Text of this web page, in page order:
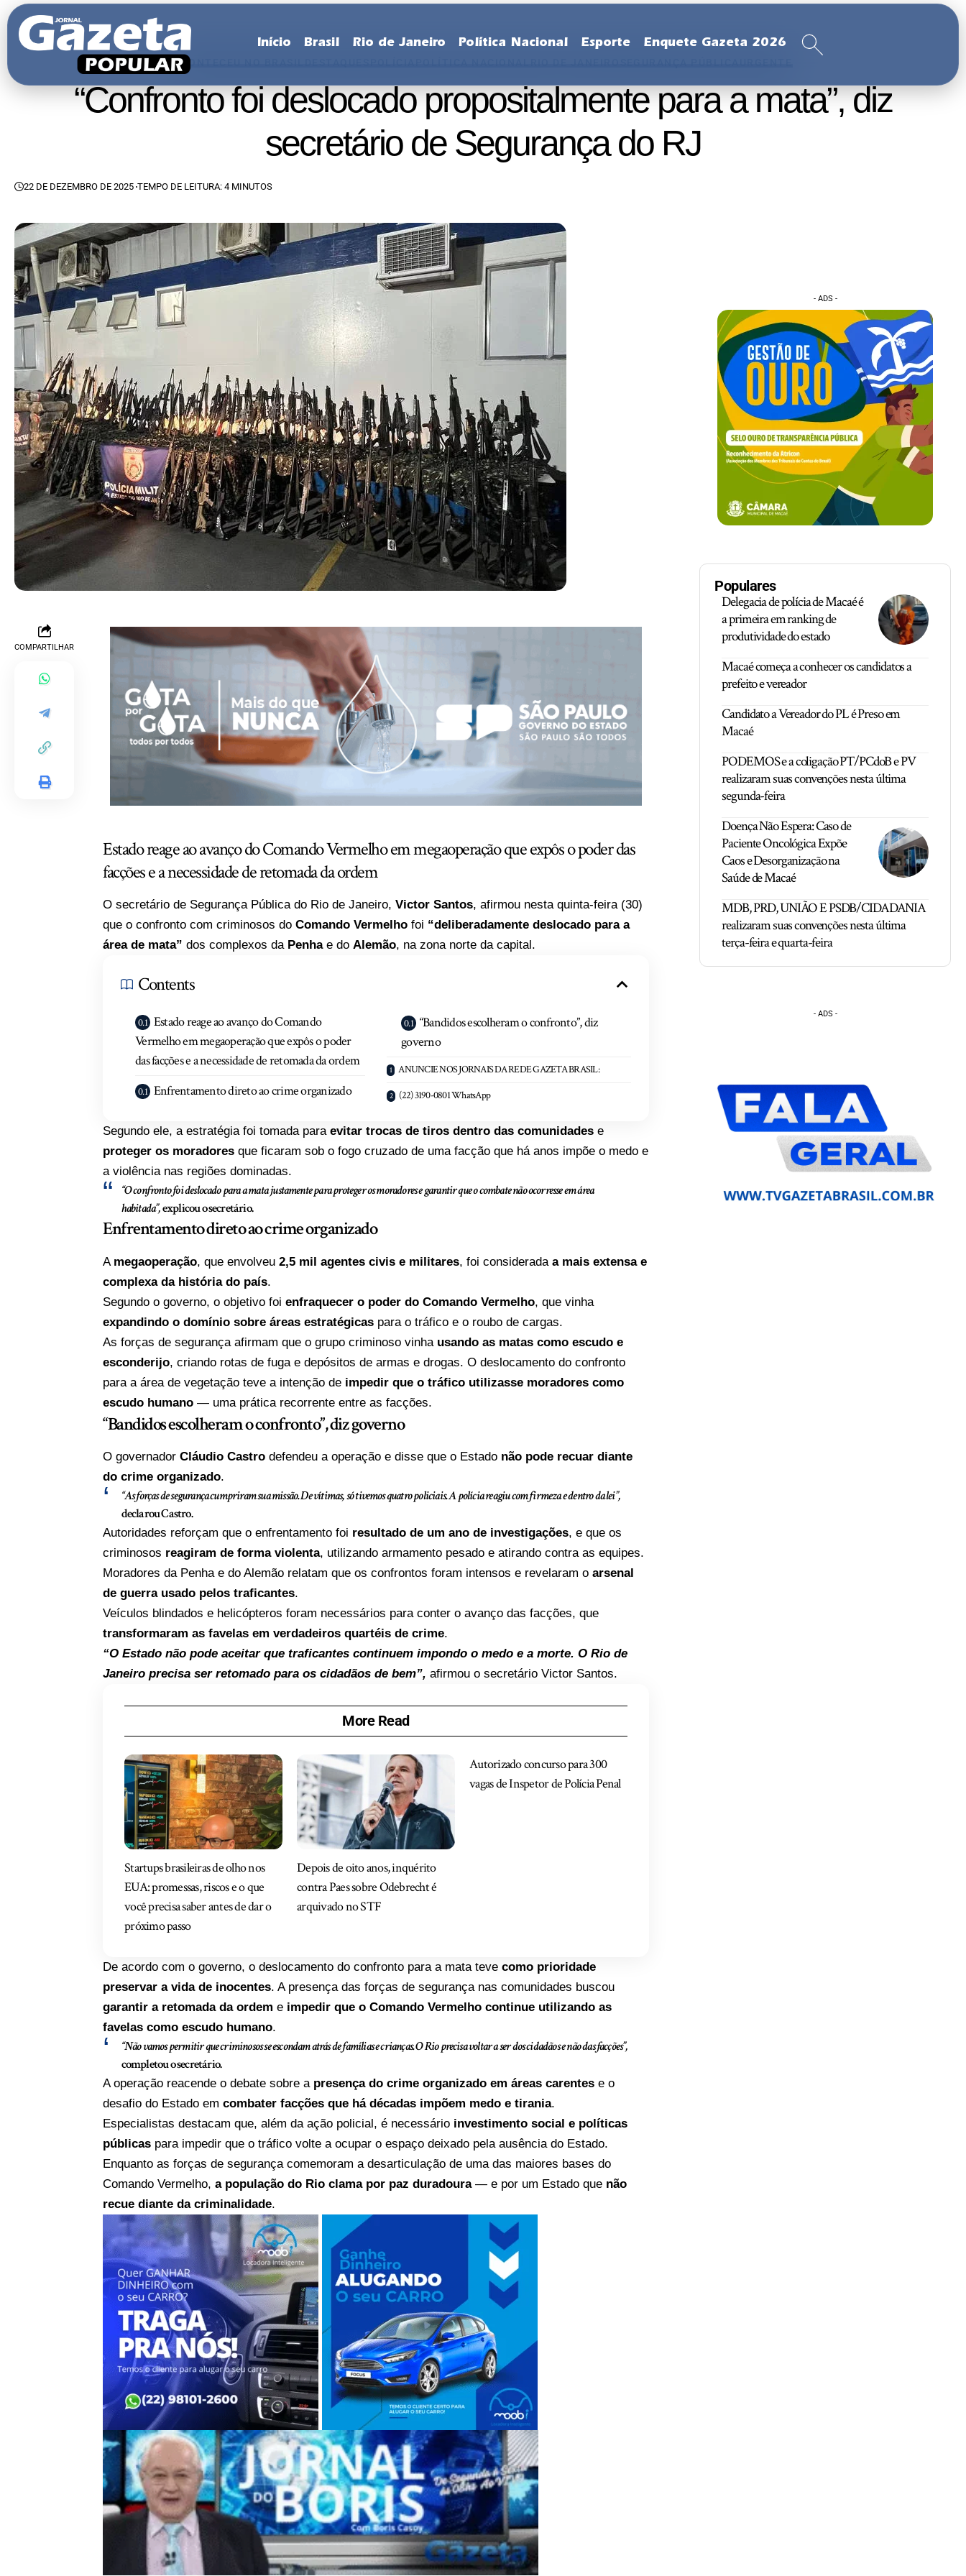
Início Brasil Rio de Janeiro Política Nacional Esporte Enquete Gazeta 2026
ACONTECEU NO BRASIL
“Confronto foi deslocado propositalmente para a mata”, diz
secretário de Segurança do RJ
22 DE DEZEMBRO DE 2025 TEMPO DE LEITURA: 4 MINUTOS
COMPARTILHAR
Estado reage ao avanço do Comando Vermelho em megaoperação que expôs o poder das
facções e a necessidade de retomada da ordem
O secretário de Segurança Pública do Rio de Janeiro,Victor Santos, afirmou nesta quinta-feira (30)
que o confronto com criminosos doComando Vermelho foi “deliberadamente deslocado para a
área de mata” dos complexos da Penhae doAlemão, na zona norte da capital.
Contents
Estado reage ao avanço do Comando
Vermelho em megaoperação que expôs o poder
das facções e a necessidade de retomada da ordem
Enfrentamento direto ao crime organizado
“Bandidos escolheram o confronto”, diz
governo
ANUNCIE NOS JORNAIS DA REDE GAZETA BRASIL:
(22) 3190-0801 WhatsApp
Segundo ele, a estratégia foi tomada paraevitar trocas de tiros dentro das comunidades e
proteger os moradores que ficaram sob o fogo cruzado de uma facção que há anos impõe o medo e
a violência nas regiões dominadas.
“O confronto foi deslocado para a mata justamente para proteger os moradores e garantir que o combate não ocorresse em área
habitada”,explicou o secretário.
Enfrentamento direto ao crime organizado
A megaoperação, que envolveu2,5 mil agentes civis e militares, foi consideradaa mais extensa e
complexa da história do país.
Segundo o governo, o objetivo foienfraquecer o poder do Comando Vermelho, que vinha
expandindo o domínio sobre áreas estratégicas para o tráfico e o roubo de cargas.
As forças de segurança afirmam que o grupo criminoso vinha usando as matas como escudo e
esconderijo, criando rotas de fuga e depósitos de armas e drogas. O deslocamento do confronto
para a área de vegetação teve a intenção de impedir que o tráfico utilizasse moradores como
escudo humano — uma prática recorrente entre as facções.
“Bandidos escolheram o confronto”, diz governo
O governadorCláudio Castro defendeu a operação e disse que o Estado não pode recuar diante
do crime organizado.
“As forças de segurança cumpriram sua missão. De vítimas, só tivemos quatro policiais. A polícia reagiu com firmeza e dentro da lei”,
declarou Castro.
Autoridades reforçam que o enfrentamento foi resultado de um ano de investigações, e que os
criminosos reagiram de forma violenta, utilizando armamento pesado e atirando contra as equipes.
Moradores da Penha e do Alemão relatam que os confrontos foram intensos e revelaram oarsenal
de guerra usado pelos traficantes.
Veículos blindados e helicópteros foram necessários para conter o avanço das facções, que
transformaram as favelas em verdadeiros quartéis de crime.
“O Estado não pode aceitar que traficantes continuem impondo o medo e a morte. O Rio de
Janeiro precisa ser retomado para os cidadãos de bem”, afirmou o secretário Victor Santos.
More Read
Startups brasileiras de olho nos
EUA: promessas, riscos e o que
você precisa saber antes de dar o
próximo passo
Depois de oito anos, inquérito
contra Paes sobre Odebrecht é
arquivado no STF
Autorizado concurso para 300
vagas de Inspetor de Polícia Penal
De acordo com o governo, o deslocamento do confronto para a mata tevecomo prioridade
preservar a vida de inocentes. A presença das forças de segurança nas comunidades buscou
garantir a retomada da ordem e impedir que o Comando Vermelho continue utilizando as
favelas como escudo humano.
“Não vamos permitir que criminosos se escondam atrás de famílias e crianças. O Rio precisa voltar a ser dos cidadãos e não das facções”,
completou o secretário.
A operação reacende o debate sobre a presença do crime organizado em áreas carentes e o
desafio do Estado emcombater facções que há décadas impõem medo e tirania.
Especialistas destacam que, além da ação policial, é necessário investimento social e políticas
públicas para impedir que o tráfico volte a ocupar o espaço deixado pela ausência do Estado.
Enquanto as forças de segurança comemoram a desarticulação de uma das maiores bases do
Comando Vermelho,a população do Rio clama por paz duradoura— e por um Estado que não
recue diante da criminalidade.
- ADS -
Populares
Delegacia de polícia de Macaé é
a primeira em ranking de
produtividade do estado
Macaé começa a conhecer os candidatos a
prefeito e vereador
Candidato a Vereador do PL é Preso em
Macaé
PODEMOS e a coligação PT/PCdoB e PV
realizaram suas convenções nesta última
segunda-feira
Doença Não Espera: Caso de
Paciente Oncológica Expõe
Caos e Desorganização na
Saúde de Macaé
MDB, PRD, UNIÃO E PSDB/CIDADANIA
realizaram suas convenções nesta última
terça-feira e quarta-feira
- ADS -